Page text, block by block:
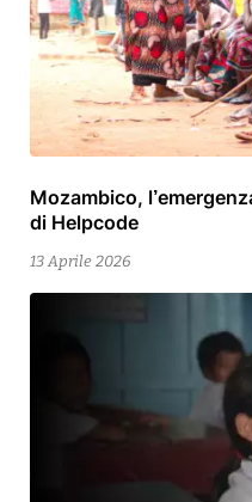
Mozambico,
di Helpcode
13 Aprile 2026
15
Aprile
2026